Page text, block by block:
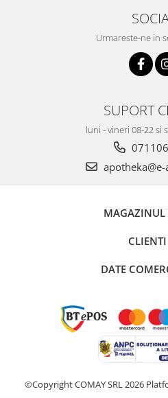
Urmareste-ne in
SUPORT
luni - vineri 08-22 si
MAGAZINUL
CLIENTI
DATE
©Copyright COMAY SRL 2026